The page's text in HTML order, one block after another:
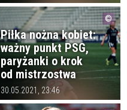
Piłka nożna kobiet:
ważny punkt PSG,
paryżanki o krok
od mistrzostwa
30.05.2021, 23:46